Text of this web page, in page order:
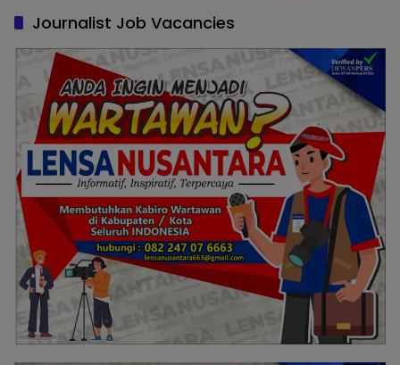
Journalist Job Vacancies